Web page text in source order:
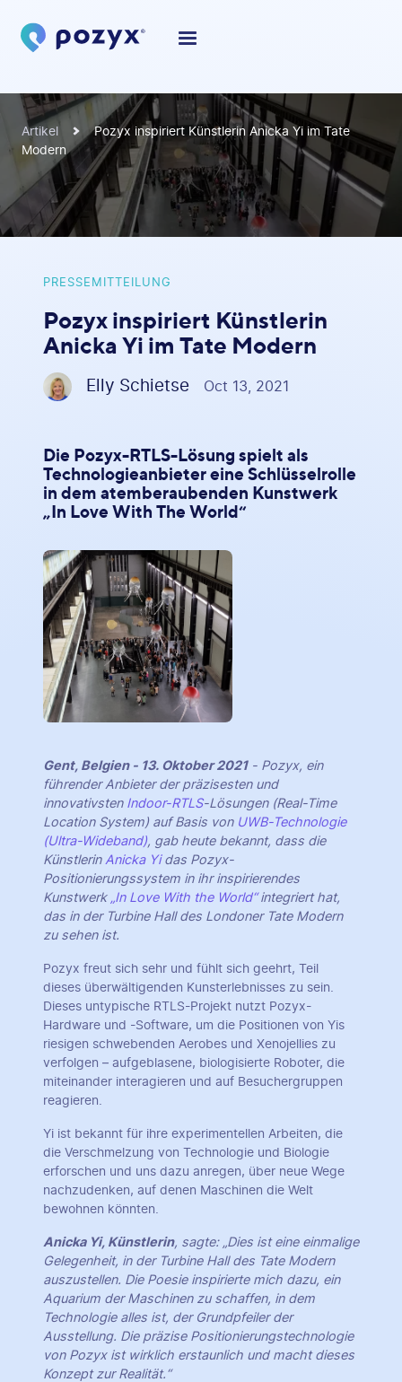
Artikel
Pozyx inspiriert Künstlerin Anicka Yi im Tate
Modern
PRESSEMITTEILUNG
Pozyx inspiriert Künstlerin
Anicka Yi im Tate Modern
Elly Schietse Oct 13, 2021
Die Pozyx-RTLS-Lösung spielt als
Technologieanbieter eine Schlüsselrolle
in dem atemberaubenden Kunstwerk
„In Love With The World“
Gent, Belgien - 13. Oktober 2021- Pozyx, ein
führender Anbieter der präzisesten und
innovativsten Indoor-RTLS-Lösungen (Real-Time
Location System) auf Basis von UWB-Technologie
(Ultra-Wideband), gab heute bekannt, dass die
Künstlerin Anicka Yidas Pozyx-
Positionierungssystem in ihr inspirierendes
Kunstwerk „In Love With the World“integriert hat,
das in der Turbine Hall des Londoner Tate Modern
zu sehen ist.
Pozyx freut sich sehr und fühlt sich geehrt, Teil
dieses überwältigenden Kunsterlebnisses zu sein.
Dieses untypische RTLS-Projekt nutzt Pozyx-
Hardware und -Software, um die Positionen von Yis
riesigen schwebenden Aerobes und Xenojellies zu
verfolgen – aufgeblasene, biologisierte Roboter, die
miteinander interagieren und auf Besuchergruppen
reagieren.
Yi ist bekannt für ihre experimentellen Arbeiten, die
die Verschmelzung von Technologie und Biologie
erforschen und uns dazu anregen, über neue Wege
nachzudenken, auf denen Maschinen die Welt
bewohnen könnten.
Anicka Yi, Künstlerin, sagte: „Dies ist eine einmalige
Gelegenheit, in der Turbine Hall des Tate Modern
auszustellen. Die Poesie inspirierte mich dazu, ein
Aquarium der Maschinen zu schaffen, in dem
Technologie alles ist, der Grundpfeiler der
Ausstellung. Die präzise Positionierungstechnologie
von Pozyx ist wirklich erstaunlich und macht dieses
Konzept zur Realität.“